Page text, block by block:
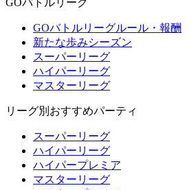
GOバトルリーグ
GOバトルリーグルール・報酬
新たな歩みシーズン
スーパーリーグ
ハイパーリーグ
マスターリーグ
リーグ別おすすめパーティ
スーパーリーグ
ハイパーリーグ
ハイパープレミア
マスターリーグ